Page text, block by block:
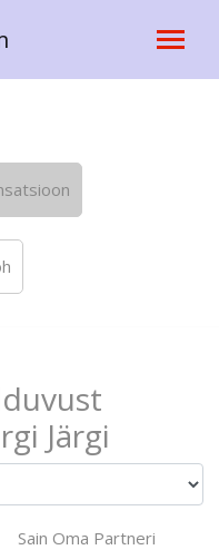
Järgi
Sain Oma Partneri